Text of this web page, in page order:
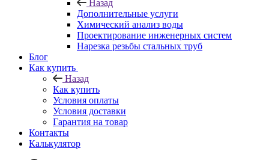
Назад
Дополнительные услуги
Химический анализ воды
Проектирование инженерных систем
Нарезка резьбы стальных труб
Блог
Как купить
Назад
Как купить
Условия оплаты
Условия доставки
Гарантия на товар
Контакты
Калькулятор